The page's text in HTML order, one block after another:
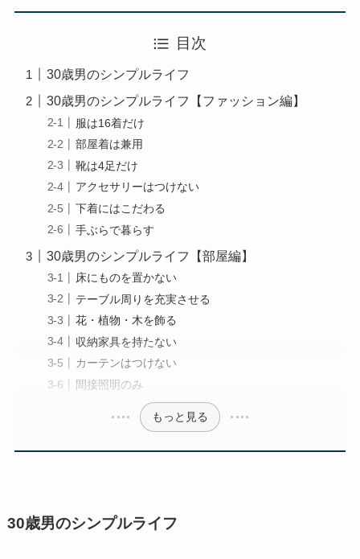
目次
30歳男のシンプルライフ
30歳男のシンプルライフ【ファッション編】
服は16着だけ
部屋着は兼用
靴は4足だけ
アクセサリーはつけない
下着にはこだわる
手ぶらで暮らす
30歳男のシンプルライフ【部屋編】
床にものを置かない
テーブル周りを充実させる
花・植物・木を飾る
収納家具を持たない
カーテンはつけない
間接照明のみ
もっと見る
30歳男のシンプルライフ